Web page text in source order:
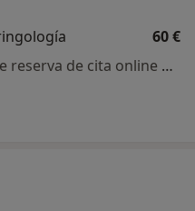
60 €
Este especialista no ofrece reserva de cita online en esta dirección.